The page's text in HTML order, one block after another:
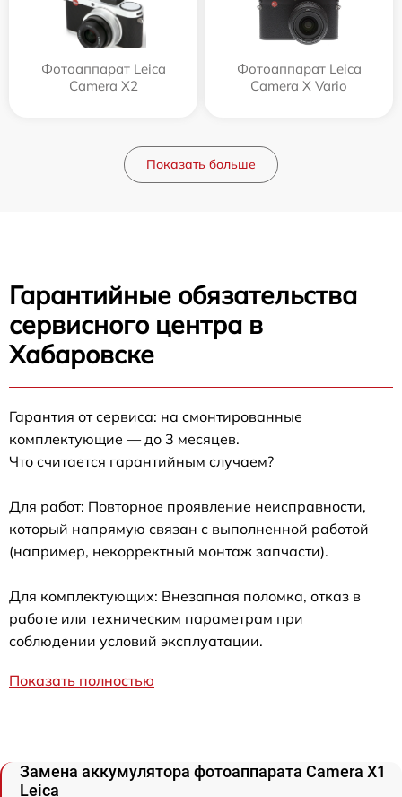
Фотоаппарат Leica
Camera X2
Фотоаппарат Leica
Camera X Vario
Показать больше
Гарантийные обязательства
сервисного центра в
Хабаровске
Гарантия от сервиса: на смонтированные
комплектующие — до 3 месяцев.
Что считается гарантийным случаем?
Для работ: Повторное проявление неисправности,
который напрямую связан с выполненной работой
(например, некорректный монтаж запчасти).
Для комплектующих: Внезапная поломка, отказ в
работе или техническим параметрам при
соблюдении условий эксплуатации.
Показать полностью
Замена аккумулятора фотоаппарата Camera X1
Leica